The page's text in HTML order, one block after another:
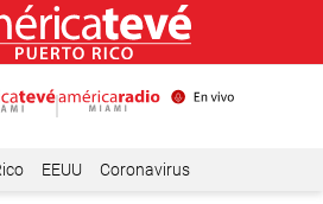
EEUU Coronavirus